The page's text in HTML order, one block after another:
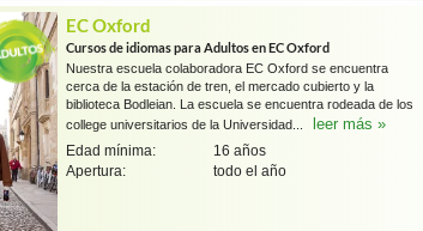
EC Oxford
Cursos de idiomas para Adultos en EC Oxford
Nuestra escuela colaboradora EC Oxford se encuentra
cerca de la estación de tren, el mercado cubierto y la
biblioteca Bodleian. La escuela se encuentra rodeada de los
college universitarios de la Universidad...
leer más »
Edad mínima:
16 años
Apertura:
todo el año